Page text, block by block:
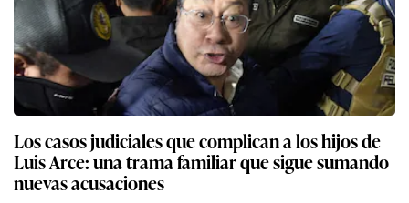
Los casos judiciales que complican a los hijos de
Luis Arce: una trama familiar que sigue sumando
nuevas acusaciones